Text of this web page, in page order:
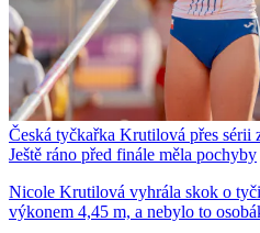
Česká tyčkařka Krutilová přes sérii
Ještě ráno před finále měla pochyby
Nicole Krutilová vyhrála skok o
výkonem 4,45 m, a nebylo to